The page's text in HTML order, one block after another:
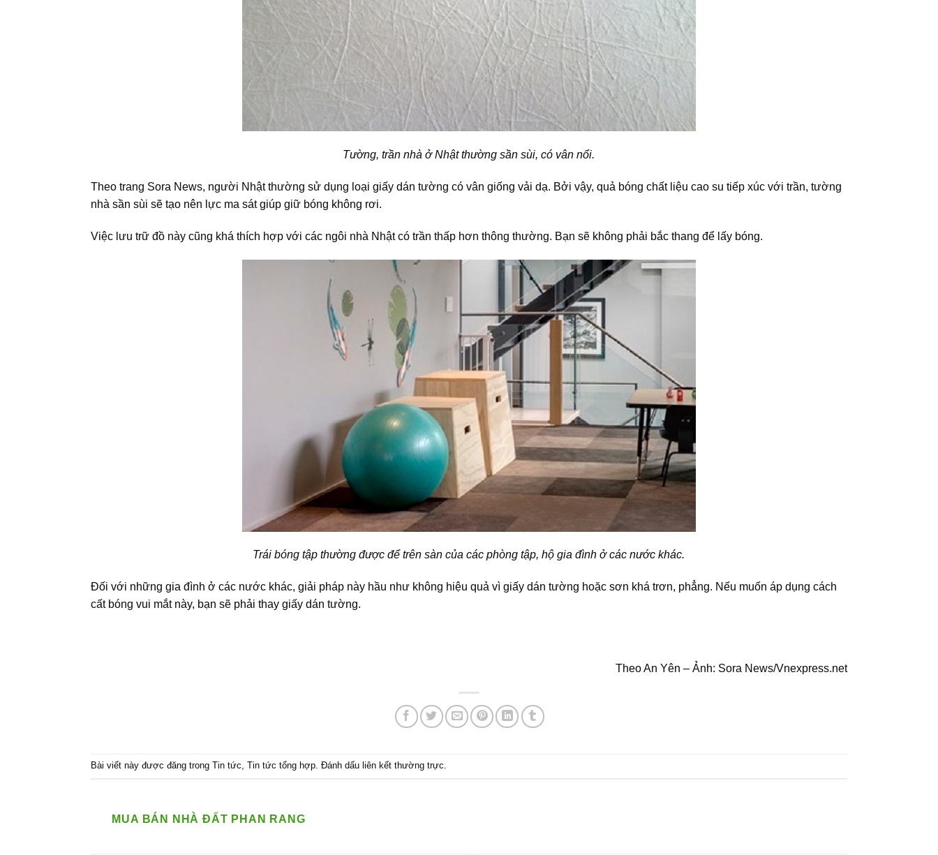
Tường, trần nhà ở Nhật thường sần sùi, có vân nổi.
Theo trang Sora News, người Nhật thường sử dụng loại giấy dán tường có vân giống vải dạ. Bởi vậy, quả bóng chất liệu cao su tiếp xúc với trần, tường
nhà sần sùi sẽ tạo nên lực ma sát giúp giữ bóng không rơi.
Việc lưu trữ đồ này cũng khá thích hợp với các ngôi nhà Nhật có trần thấp hơn thông thường. Bạn sẽ không phải bắc thang để lấy bóng.
Trái bóng tập thường được để trên sàn của các phòng tập, hộ gia đình ở các nước khác.
Đối với những gia đình ở các nước khác, giải pháp này hầu như không hiệu quả vì giấy dán tường hoặc sơn khá trơn, phẳng. Nếu muốn áp dụngcách
cất bóng vui mắt này, bạn sẽ phải thay giấy dán tường.
Theo An Yên – Ảnh: Sora News/Vnexpress.net
Bài viết này được đăng trongTin tức,Tin tức tổng hợp. Đánh dấu liên kết thường trực.
MUA BÁN NHÀ ĐẤT PHAN RANG